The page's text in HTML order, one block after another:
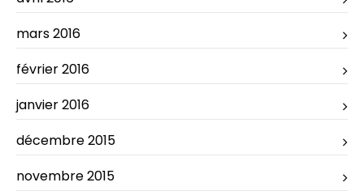
mars 2016
février 2016
janvier 2016
décembre 2015
novembre 2015